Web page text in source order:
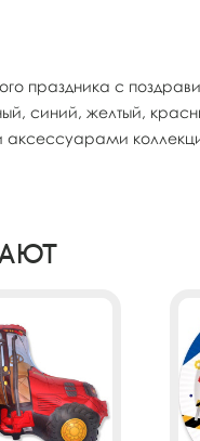
праздника с
синий, желтый,